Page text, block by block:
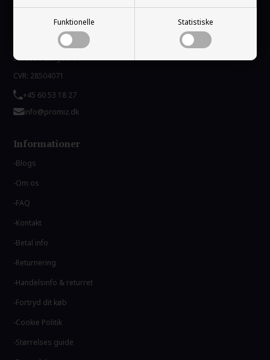
Funktionelle Statistiske
Kundeservice
Promiz / Marjoe ApS
DK-5550 Langeskov
CVR: 28504071
+45 60 53 18 27
info@promiz.dk
Informationer
Blogs
Om os
FAQ
Kontakt
Betal info
Returnering
Handelsinfo & returret
Fortryd dit køb
Cookie Politik
Størrelses guide